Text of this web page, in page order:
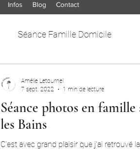
Infos Blog Contact
Séance Famille Domicile
Séance photos en
les Bains
C'est avec grand plaisir que j'ai retrouvé
Amélie Letournel
7 sept. 2022
1 min de lecture